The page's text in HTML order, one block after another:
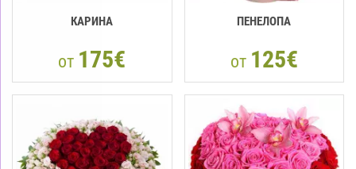
КАРИНА
от 175€
ПЕНЕЛОПА
от 125€